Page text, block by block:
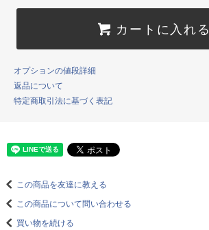
カートに入れる
オプションの値段詳細
返品について
特定商取引法に基づく表記
この商品を友達に教える
この商品について問い合わせる
買い物を続ける